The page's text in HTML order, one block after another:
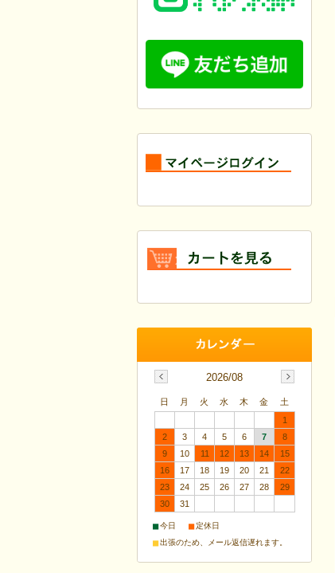
2026/08
日 月 火 水 木 金
土
1
2
3 4 5 6 7
8
9
10 11 12 13 14
15
16
17 18 19 20 21
22
23
24 25 26 27 28
29
30
31
■今日 ■定休日
■出張のため、メール返信遅れます。